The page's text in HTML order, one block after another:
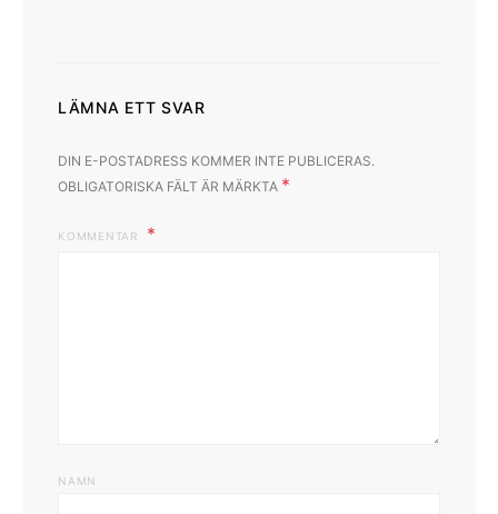
LÄMNA ETT SVAR
DIN E-POSTADRESS KOMMER INTE PUBLICERAS.
OBLIGATORISKA FÄLT ÄR MÄRKTA *
KOMMENTAR
NAMN